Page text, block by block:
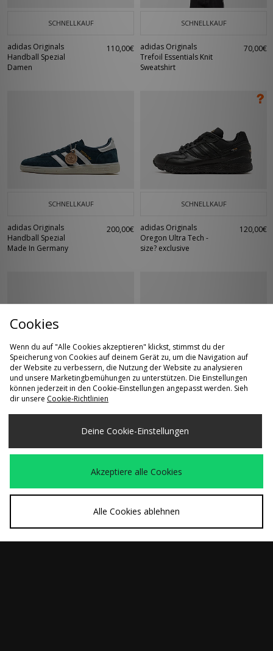
SCHNELLKAUF
adidas Originals
Handball Spezial
Damen
110,00€
SCHNELLKAUF
adidas Originals
Trefoil Essentials Knit
Sweatshirt
70,00€
SCHNELLKAUF
adidas Originals
Handball Spezial
Made In Germany
200,00€
SCHNELLKAUF
adidas Originals
Oregon Ultra Tech -
size? exclusive
120,00€
SCHNELLKAUF SCHNELLKAUF
Cookies
Wenn du auf "Alle Cookies akzeptieren" klickst, stimmst du der
Speicherung von Cookies auf deinem Gerät zu, um die Navigation auf
der Website zu verbessern, die Nutzung der Website zu analysieren
und unsere Marketingbemühungen zu unterstützen. Die Einstellungen
können jederzeit in den Cookie-Einstellungen angepasst werden. Sieh
dir unsere Cookie-Richtlinien
Deine Cookie-Einstellungen
Akzeptiere alle Cookies
Alle Cookies ablehnen